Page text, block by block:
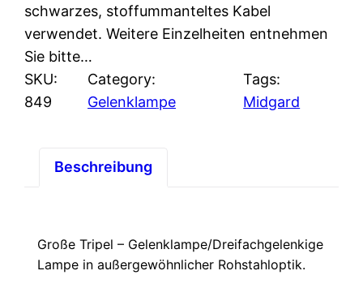
schwarzes, stoffummanteltes Kabel
verwendet. Weitere Einzelheiten entnehmen
Sie bitte…
SKU:
849
Category:
Gelenklampe
Tags:
Midgard
Beschreibung
Große Tripel – Gelenklampe/Dreifachgelenkige
Lampe in außergewöhnlicher Rohstahloptik.